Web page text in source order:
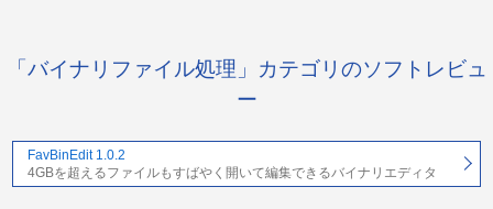
「バイナリファイル処理」カテゴリのソフトレビュ
ー
FavBinEdit 1.0.2
4GBを超えるファイルもすばやく開いて編集できるバイナリエディタ